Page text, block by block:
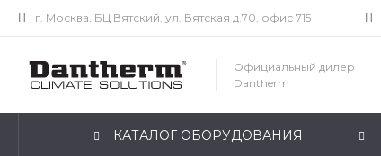
г. Москва, БЦ Вятский, ул. Вятская д.70, офис 715
Официальный дилер
Dantherm
КАТАЛОГ ОБОРУДОВАНИЯ